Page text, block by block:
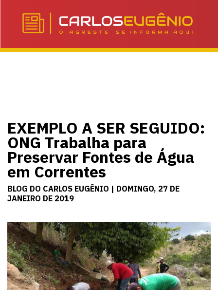
EXEMPLO A SER SEGUIDO:
ONG Trabalha para
Preservar Fontes de Água
em Correntes
BLOG DO CARLOS EUGÊNIO | DOMINGO, 27 DE
JANEIRO DE 2019